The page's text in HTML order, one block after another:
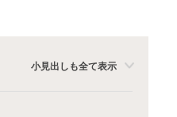
小見出しも全て表示